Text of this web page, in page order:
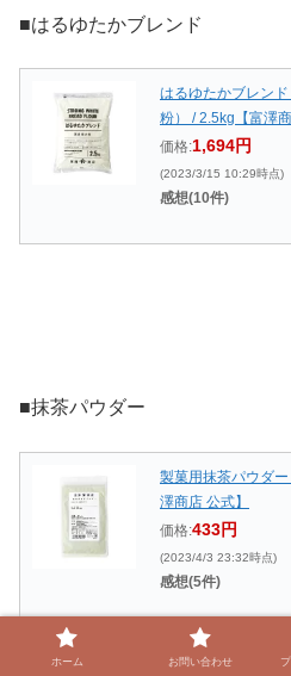
■はるゆたかブレンド
はるゆたかブレン
粉） / 2.5kg【富澤商
価格:1,694円
(2023/3/15 10:29時点)
感想(10件)
■抹茶パウダー
製菓用抹茶パウダ
澤商店 公式】
価格:433円
(2023/4/3 23:32時点)
感想(5件)
ホーム お問い合わせ